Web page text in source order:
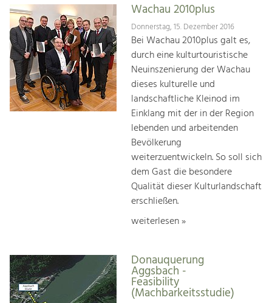
Wachau 2010plus
Donnerstag, 15. Dezember 2016
Bei Wachau 2010plus galt es,
durch eine kulturtouristische
Neuinszenierung der Wachau
dieses kulturelle und
landschaftliche Kleinod im
Einklang mit der in der Region
lebenden und arbeitenden
Bevölkerung
weiterzuentwickeln. So soll sich
dem Gast die besondere
Qualität dieser Kulturlandschaft
erschließen.
weiterlesen »
Donauquerung
Aggsbach -
Feasibility
(Machbarkeitsstudie)